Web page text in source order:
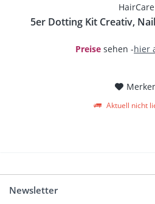
HairCare
5er Dotting Kit Creativ,
Preise sehen -hier
Aktuell nicht
Newsletter